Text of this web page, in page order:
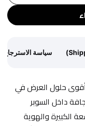
سياسة الاسترجاع (Return Policy)
أقسام الخضار والفاكهة أو المنتجات الجافة داخل السوبر